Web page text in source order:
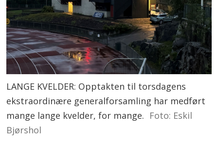
LANGE KVELDER: Opptakten til torsdagens
ekstraordinære generalforsamling har medført
mange lange kvelder, for mange. Foto: Eskil
Bjørshol